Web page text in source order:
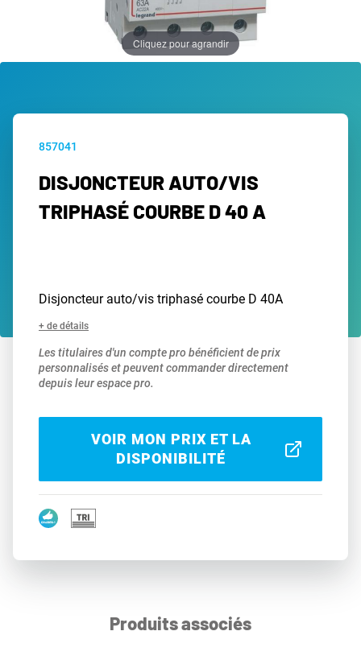
Cliquez pour agrandir
857041
DISJONCTEUR AUTO/VIS
TRIPHASÉ COURBE D 40 A
Disjoncteur auto/vis triphasé courbe D 40A
+ de détails
Les titulaires d'un compte pro bénéficient de prix
personnalisés et peuvent commander directement
depuis leur espace pro.
VOIR MON PRIX ET LA
DISPONIBILITÉ
Produits associés